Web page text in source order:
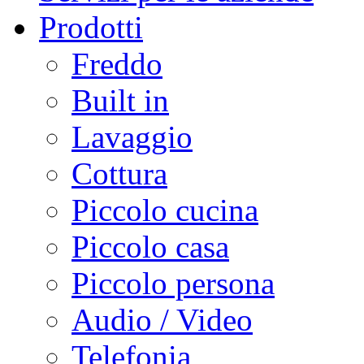
Prodotti
Freddo
Built in
Lavaggio
Cottura
Piccolo cucina
Piccolo casa
Piccolo persona
Audio / Video
Telefonia